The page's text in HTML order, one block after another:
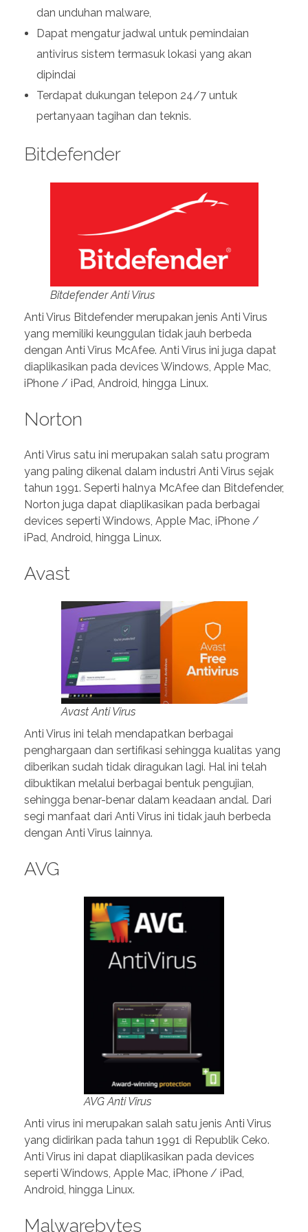
dan unduhan malware,
Dapat mengatur jadwal untuk pemindaian
antivirus sistem termasuk lokasi yang akan
dipindai
Terdapat dukungan telepon 24/7 untuk
pertanyaan tagihan dan teknis.
Bitdefender
Bitdefender Anti Virus
Anti Virus Bitdefender merupakan jenis Anti Virus
yang memiliki keunggulan tidak jauh berbeda
dengan Anti Virus McAfee. Anti Virus ini juga dapat
diaplikasikan pada devices Windows, Apple Mac,
iPhone / iPad, Android, hingga Linux.
Norton
Anti Virus satu ini merupakan salah satu program
yang paling dikenal dalam industri Anti Virus sejak
tahun 1991. Seperti halnya McAfee dan Bitdefender,
Norton juga dapat diaplikasikan pada berbagai
devices seperti Windows, Apple Mac, iPhone /
iPad, Android, hingga Linux.
Avast
Avast Anti Virus
Anti Virus ini telah mendapatkan berbagai
penghargaan dan sertifikasi sehingga kualitas yang
diberikan sudah tidak diragukan lagi. Hal ini telah
dibuktikan melalui berbagai bentuk pengujian,
sehingga benar-benar dalam keadaan andal. Dari
segi manfaat dari Anti Virus ini tidak jauh berbeda
dengan Anti Virus lainnya.
AVG
AVG Anti Virus
Anti virus ini merupakan salah satu jenis Anti Virus
yang didirikan pada tahun 1991 di Republik Ceko.
Anti Virus ini dapat diaplikasikan pada devices
seperti Windows, Apple Mac, iPhone / iPad,
Android, hingga Linux.
Malwarebytes